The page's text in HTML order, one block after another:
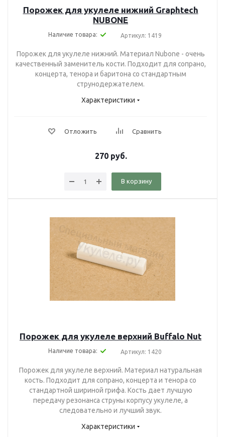
Порожек для укулеле нижний Graphtech
NUBONE
Наличие товара: Артикул: 1419
Порожек для укулеле нижний. Материал Nubone - очень
качественный заменитель кости. Подходит для сопрано,
концерта, тенора и баритона со стандартным
струнодержателем.
Характеристики
Отложить Сравнить
270руб.
В корзину
Порожек для укулеле верхний Buffalo Nut
Наличие товара: Артикул: 1420
Порожек для укулеле верхний. Материал натуральная
кость. Подходит для сопрано, концерта и тенора со
стандартной шириной грифа. Кость дает лучшую
передачу резонанса струны корпусу укулеле, а
следовательно и лучший звук.
Характеристики